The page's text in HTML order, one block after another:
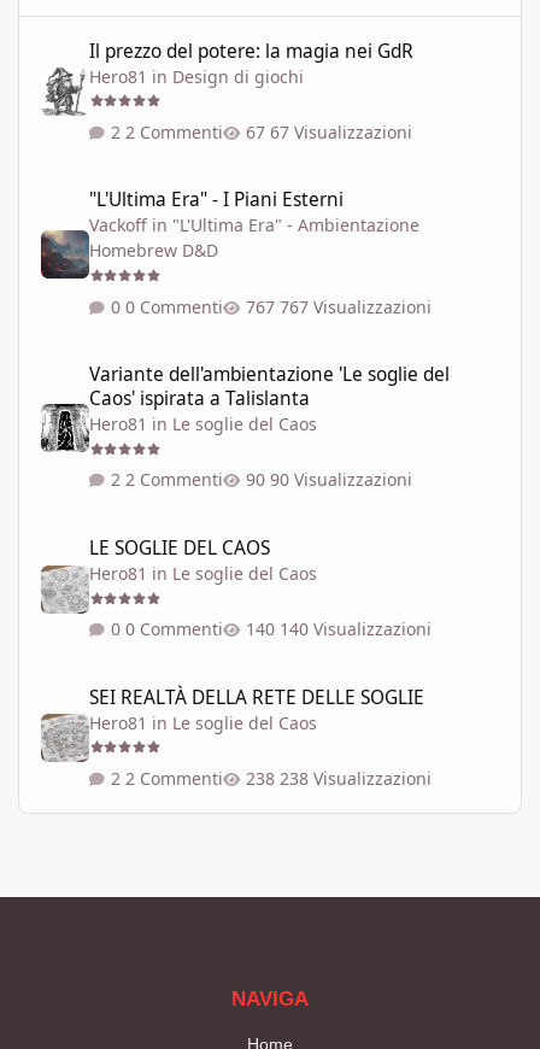
Il prezzo del potere: la magia nei GdR
Hero81 in Design di giochi
2 Commenti 67 Visualizzazioni
"L'Ultima Era" - I Piani Esterni
Vackoff in "L'Ultima Era" - Ambientazione
Homebrew D&D
0 Commenti 767 Visualizzazioni
Variante dell'ambientazione 'Le soglie del
Caos' ispirata a Talislanta
Hero81 in Le soglie del Caos
2 Commenti 90 Visualizzazioni
LE SOGLIE DEL CAOS
Hero81 in Le soglie del Caos
0 Commenti 140 Visualizzazioni
SEI REALTÀ DELLA RETE DELLE SOGLIE
Hero81 in Le soglie del Caos
2 Commenti 238 Visualizzazioni
NAVIGA
Home